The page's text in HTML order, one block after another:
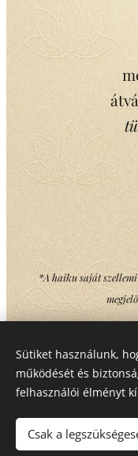
*A haiku saját
Share
Copyright © Minden
Sütiket használunk,
működését és
felhasználói élményt
Csak a